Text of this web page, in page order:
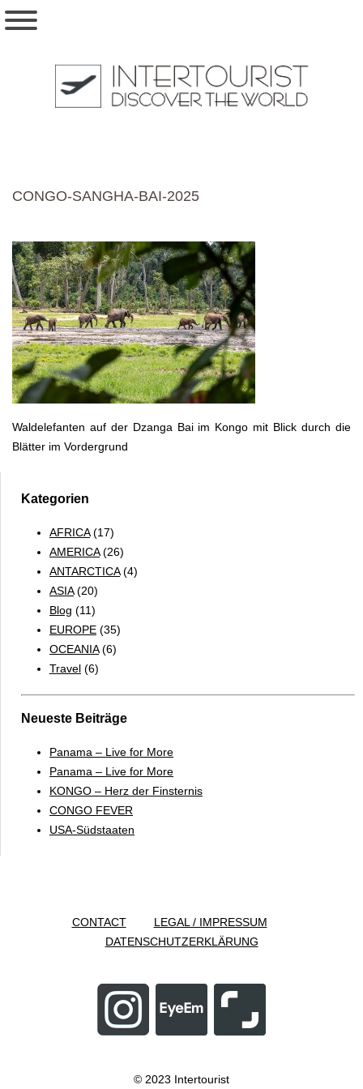
CONGO-SANGHA-BAI-2025
Waldelefanten auf der Dzanga Bai im Kongo mit Blick durch die
Blätter im Vordergrund
Kategorien
AFRICA(17)
AMERICA(26)
ANTARCTICA(4)
ASIA(20)
Blog (11)
EUROPE (35)
OCEANIA(6)
Travel (6)
Neueste Beiträge
Panama – Live for More
Panama – Live for More
KONGO – Herz der Finsternis
CONGO FEVER
USA-Südstaaten
CONTACT
LEGAL / IMPRESSUM
DATENSCHUTZERKLÄRUNG
© 2023 Intertourist